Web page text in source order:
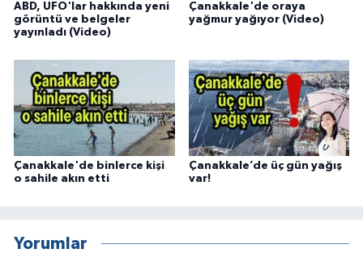
ABD, UFO'lar hakkında yeni
görüntü ve belgeler
yayınladı (Video)
Çanakkale'de oraya
yağmur yağıyor (Video)
Çanakkale'de binlerce kişi
o sahile akın etti
Çanakkale’de üç gün yağış
var!
Yorumlar